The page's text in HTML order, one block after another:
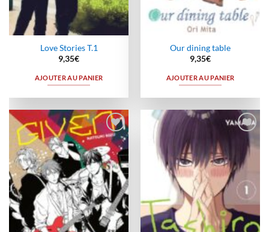
Love Stories T.1
9,35€
AJOUTER AU PANIER
Our dining table
9,35€
AJOUTER AU PANIER
Ajouter
à la
wishlist
à la
wishlist